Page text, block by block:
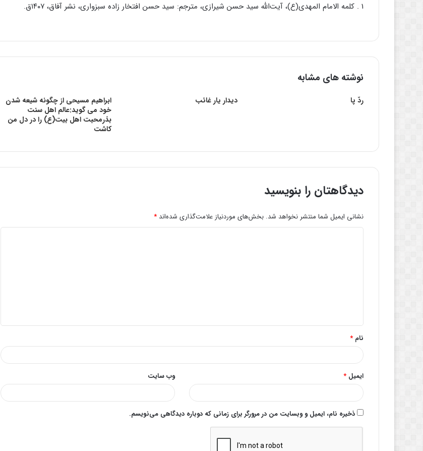
1 . کلمه الامام المهدی(ع)، آیت‌الله سید حسن شیرازی، مترجم: سید حسن افتخار زاده سبزواری، نشر آفاق، ۱۴۰۷ق.
نوشته های مشابه
ردّ پا دیدار یار غائب
ابراهيم مسیحی از چگونه شیعه شدن
خود می گوید:عالم اهل سنت
بذرمحبت اهل بیت(ع) را در دل من
کاشت
دیدگاهتان را بنویسید
نشانی ایمیل شما منتشر نخواهد شد. بخش‌های موردنیاز علامت‌گذاری شده‌اند *
*
نام *
ایمیل * وب‌ سایت
ذخیره نام، ایمیل و وبسایت من در مرورگر برای زمانی که دوباره دیدگاهی می‌نویسم.